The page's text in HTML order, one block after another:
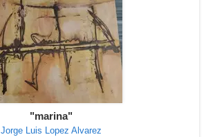
"marina"
Jorge Luis Lopez Alvarez